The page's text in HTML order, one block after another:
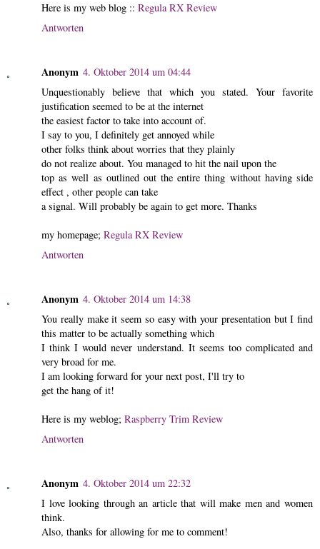
Here is my web blog :: Regula RX Review
Antworten
Anonym 4. Oktober 2014 um 04:44
Unquestionably believe that which you stated. Your favorite
justification seemed to be at the internet
the easiest factor to take into account of.
I say to you, I definitely get annoyed while
other folks think about worries that they plainly
do not realize about. You managed to hit the nail upon the
top as well as outlined out the entire thing without having side
effect , other people can take
a signal. Will probably be again to get more. Thanks
my homepage; Regula RX Review
Antworten
Anonym 4. Oktober 2014 um 14:38
You really make it seem so easy with your presentation but I find
this matter to be actually something which
I think I would never understand. It seems too complicated and
very broad for me.
I am looking forward for your next post, I'll try to
get the hang of it!
Here is my weblog; Raspberry Trim Review
Antworten
Anonym 4. Oktober 2014 um 22:32
I love looking through an article that will make men and women
think.
Also, thanks for allowing for me to comment!